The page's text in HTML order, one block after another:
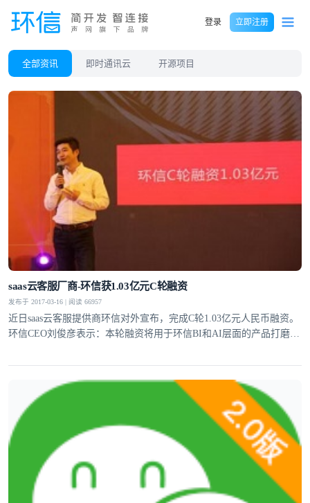
登录 立即注册
全部资讯 即时通讯云 开源项目
saas云客服厂商-环信获1.03亿元C轮融资
发布于 2017-03-16 | 阅读 66957
近日saas云客服提供商环信对外宣布，完成C轮1.03亿元人民币融资。
环信CEO刘俊彦表示：本轮融资将用于环信BI和AI层面的产品打磨，